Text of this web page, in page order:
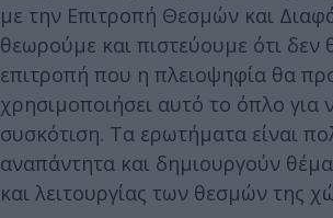
με την Επιτροπή Θεσμών και
θεωρούμε και πιστεύουμε ότι δεν
επιτροπή που η πλειοψηφία θα
χρησιμοποιήσει αυτό το όπλο για
συσκότιση. Τα ερωτήματα είναι
αναπάντητα και δημιουργούν
και λειτουργίας των θεσμών της